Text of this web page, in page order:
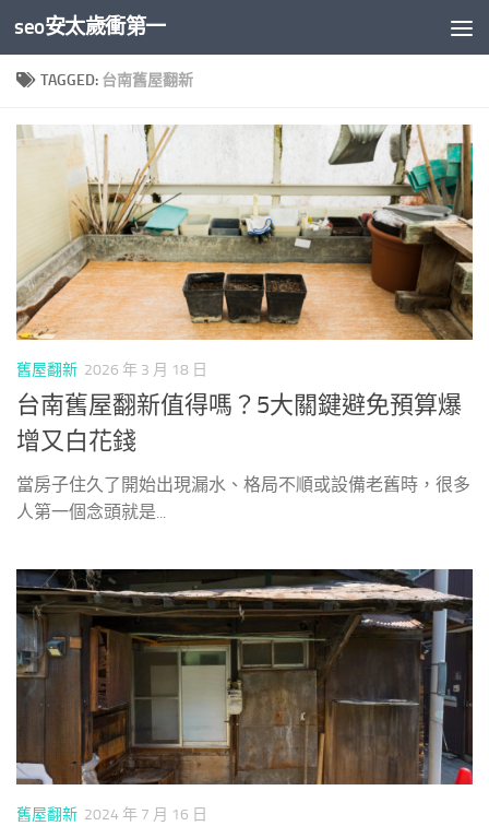
Skip to content
seo安太歲衝第一
TAGGED: 台南舊屋翻新
舊屋翻新 2026 年 3 月 18 日
台南舊屋翻新值得嗎？5大關鍵避免預算爆
增又白花錢
當房子住久了開始出現漏水、格局不順或設備老舊時，很多
人第一個念頭就是...
舊屋翻新 2024 年 7 月 16 日